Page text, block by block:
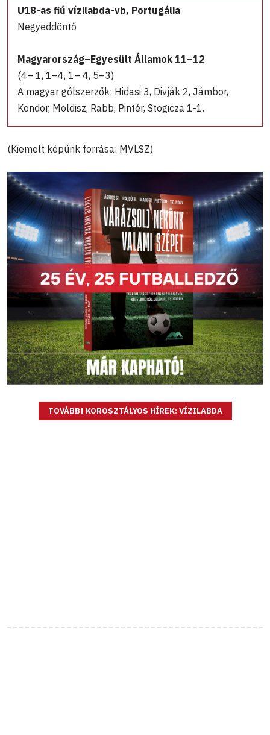
U18-as fiú vízilabda-vb, Portugália
Negyeddöntő
Magyarország–Egyesült Államok 11–12
(4– 1, 1–4, 1– 4, 5–3)
A magyar gólszerzők: Hidasi 3, Divják 2, Jámbor,
Kondor, Moldisz, Rabb, Pintér, Stogicza 1-1.
(Kiemelt képünk forrása: MVLSZ)
TOVÁBBI KOROSZTÁLYOS HÍREK: VÍZILABDA